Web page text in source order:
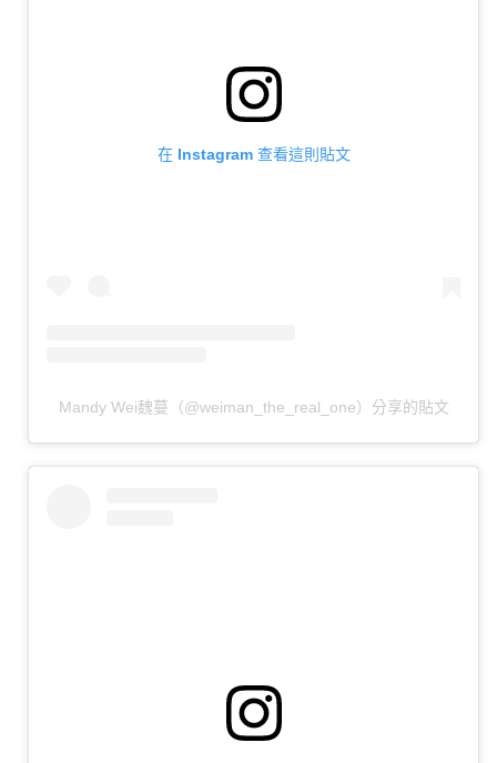
在 Instagram 查看這則貼文
Mandy Wei魏蔓（@weiman_the_real_one）分享的貼文